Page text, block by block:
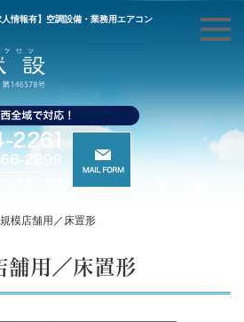
情報有】空調設備・業務用エアコン
模店舗用／床置形
舗用／床置形